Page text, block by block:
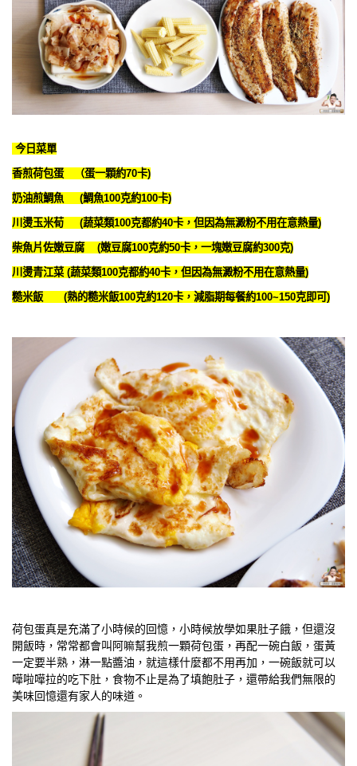
今日菜單
香煎荷包蛋 （蛋一顆約70卡)
奶油煎鯛魚 (鯛魚100克約100卡)
川燙玉米荀 (蔬菜類100克都約40卡，但因為無澱粉不用在意熱量)
柴魚片佐嫩豆腐 (嫩豆腐100克約50卡，一塊嫩豆腐約300克)
川燙青江菜 (蔬菜類100克都約40卡，但因為無澱粉不用在意熱量)
糙米飯 (熟的糙米飯100克約120卡，減脂期每餐約100~150克即可)
荷包蛋真是充滿了小時候的回憶，小時候放學如果肚子餓，但還沒
開飯時，常常都會叫阿嘛幫我煎一顆荷包蛋，再配一碗白飯，蛋黃
一定要半熟，淋一點醬油，就這樣什麼都不用再加，一碗飯就可以
嘩啦嘩拉的吃下肚，食物不止是為了填飽肚子，還帶給我們無限的
美味回憶還有家人的味道。